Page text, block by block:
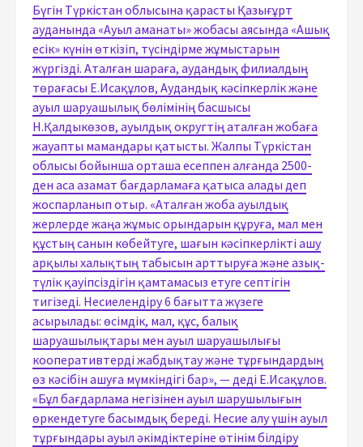
Бүгін Түркістан облысына қарасты Қазығұрт
ауданында «Ауыл аманаты» жобасы аясында «Ашық
есік» күнін өткізіп, түсіндірме жұмыстарын
жүргізді. Аталған шараға, аудандық филиалдың
төрағасы Е.Исақұлов, Аудандық кәсіпкерлік және
ауыл шаруашылық бөлімінің басшысы
Н.Қалдыкөзов, ауылдық округтің аталған жобаға
жауапты мамандары қатысты. Жалпы Түркістан
облысы бойынша орташа есеппен алғанда 2500-
ден аса азамат бағдарламаға қатыса алады деп
жоспарланып отыр. «Аталған жоба ауылдық
жерлерде жаңа жұмыс орындарын құруға, мал мен
құстың санын көбейтуге, шағын кәсіпкерлікті ашу
арқылы халықтың табысын арттыруға және азық-
түлік қауіпсіздігін қамтамасыз етуге септігін
тигізеді. Несиелендіру 6 бағытта жүзеге
асырылады: өсімдік, мал, құс, балық
шаруашылықтары мен ауыл шаруашылығы
кооперативтерді жабдықтау және тұрғындардың
өз кәсібін ашуға мүмкіндігі бар», — деді Е.Исақұлов.
«Бұл бағдарлама негізінен ауыл шарушылығын
өркендетуге басымдық береді. Несие алу үшін ауыл
тұрғындары ауыл әкімдіктеріне өтінім білдіру